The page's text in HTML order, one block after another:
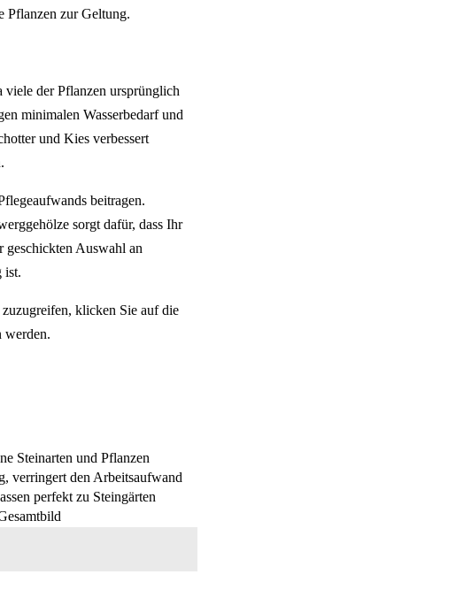
Pflanzen zur Geltung.
viele der Pflanzen ursprünglich
minimalen Wasserbedarf und
und Kies verbessert
beitragen.
sorgt dafür, dass Ihr
geschickten Auswahl an
ist.
klicken Sie auf die
werden.
Steinarten und Pflanzen
verringert den Arbeitsaufwand
perfekt zu Steingärten